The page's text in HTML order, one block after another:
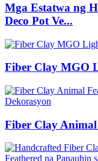
Mga Estatwa ng
Deco Pot Ve...
Fiber Clay MGO
Fiber Clay